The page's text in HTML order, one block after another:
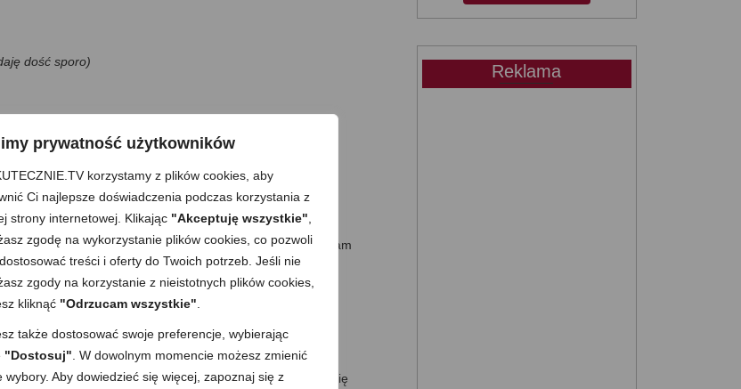
prywatność użytkowników
korzystamy z plików cookies, aby
Ci najlepsze doświadczenia podczas korzystania z
strony internetowej. Klikając "Akceptuję wszystkie"
zgodę na wykorzystanie plików cookies, co pozwoli
treści i oferty do Twoich potrzeb. Jeśli nie
zgody na korzystanie z nieistotnych plików cookies,
kliknąć "Odrzucam wszystkie"
także dostosować swoje preferencje, wybierając
"Dostosuj" . W dowolnym momencie możesz zmienić
wybory. Aby dowiedzieć się więcej, zapoznaj się z
dość sporo)
z którymi podaję ciasto
Całość podgrzewam i na bardzo małym ogniu,
jest już płynna, a margaryna niemal całkiem stopiona,
dodaję aromat pomarańczowy, mieszam z całością i
resztę wykorzystam do ciasta. Obie części zostawiam
pianę, odstawiam na bok.
zupełnie zimny, wystarczy, że będzie letni tak, aby jajka się
Reklama